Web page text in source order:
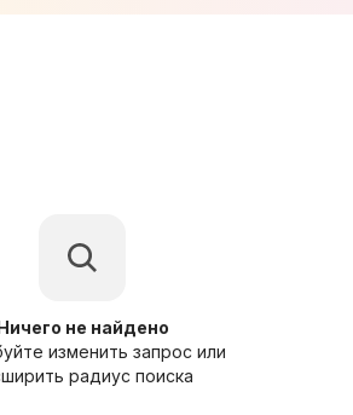
не найдено
изменить запрос или
радиус поиска